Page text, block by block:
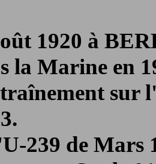
1920 à
la Marine en
sur
239 de Mars